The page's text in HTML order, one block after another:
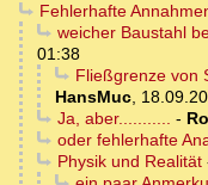
Fehlerhafte
weicher Baustahl
01:38
Fließgrenze von
HansMuc,
Ja, aber........... -
oder fehlerhafte
Physik und Realität